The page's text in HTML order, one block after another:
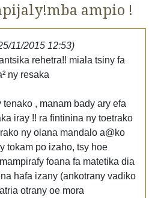
ampio !
11/2015 12:53)
rehetra!! miala tsiny fa
ny resaka
tenako , manam bady ary efa
iray !! ra fintinina ny toetrako
ny olana mandalo a@ko
tokam po izaho, tsy hoe
foana fa matetika dia
hafa izany (ankotrany vadiko
otrany oe mora